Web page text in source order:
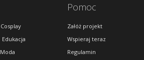
Cosplay
Edukacja
Moda
Pomoc
Załóż projekt
Wspieraj teraz
Regulamin